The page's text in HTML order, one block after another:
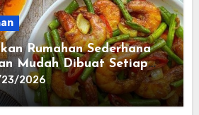
Rumahan Sederhana
Mudah Dibuat Setiap
2026